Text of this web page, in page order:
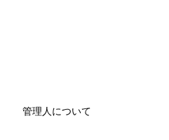
管理人について